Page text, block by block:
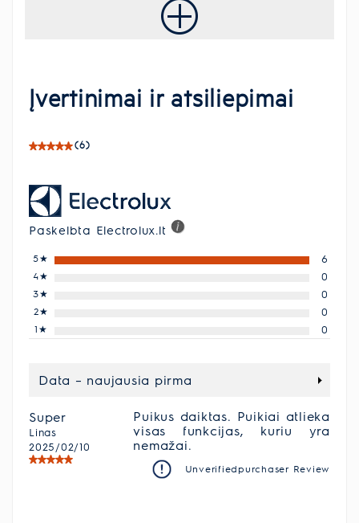
Įvertinimai ir atsiliepimai
(6)
Paskelbta Electrolux.lt
5★ 6
4★ 0
3★ 0
2★ 0
1★ 0
Data – naujausia pirma
Super
Linas
2025/02/10
Puikus daiktas. Puikiai atlieka
visas funkcijas, kuriu yra
nemažai.
Unverifiedpurchaser Review